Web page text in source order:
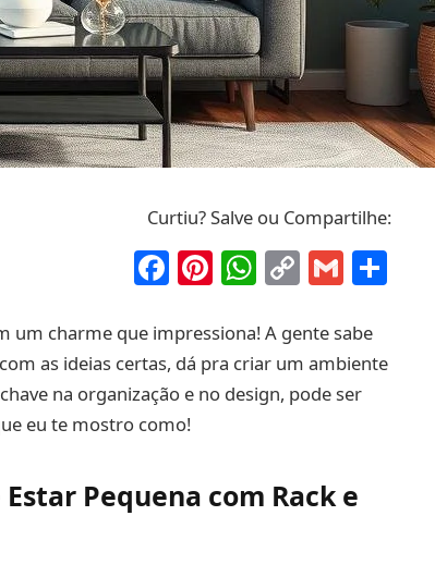
Curtiu? Salve ou Compartilhe:
Facebook
Pinterest
WhatsApp
CopyGmail
um charme que impressiona! A gente sabe
as ideias certas, dá pra criar um ambiente
na organização e no design, pode ser
eu te mostro como!
Pequena com Rack e